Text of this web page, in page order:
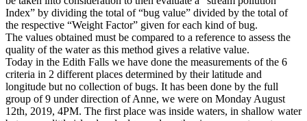
Index” by dividing the total of “bug value” divided by the total of
the respective “Weight Factor” given for each kind of bug.
The values obtained must be compared to a reference to assess the
quality of the water as this method gives a relative value.
Today in the Edith Falls we have done the measurements of the 6
criteria in 2 different places determined by their latitude and
longitude but no collection of bugs. It has been done by the full
group of 9 under direction of Anne, we were on Monday August
12th, 2019, 4PM. The first place was inside waters, in shallow water